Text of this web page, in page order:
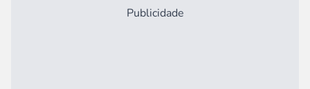
Publicidade